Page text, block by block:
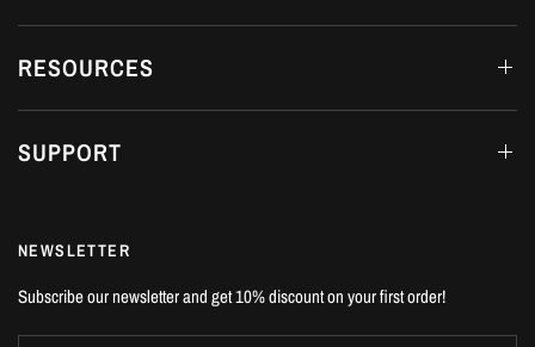
RESOURCES
SUPPORT
NEWSLETTER
Subscribe our newsletter and get 10% discount on your first order!